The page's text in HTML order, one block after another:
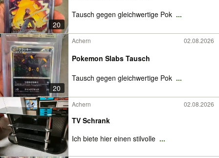
20
Tausch gegen gleichwertige Pok ...
20
Achern 02.08.2026
Pokemon Slabs Tausch
Tausch gegen gleichwertige Pok ...
Achern 02.08.2026
TV Schrank
Ich biete hier einen stilvolle ...